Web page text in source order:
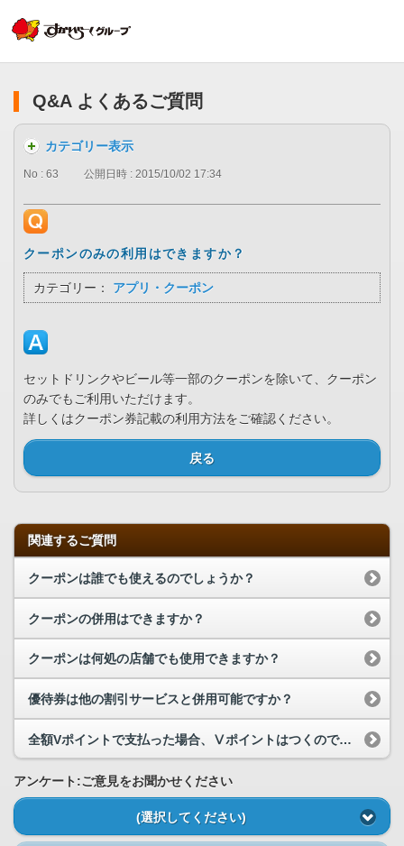
Q&A よくあるご質問
カテゴリー表示
No : 63 公開日時 : 2015/10/02 17:34
クーポンのみの利用はできますか？
カテゴリー： アプリ・クーポン
セットドリンクやビール等一部のクーポンを除いて、クーポン
のみでもご利用いただけます。
詳しくはクーポン券記載の利用方法をご確認ください。
戻る
関連するご質問
クーポンは誰でも使えるのでしょうか？
クーポンの併用はできますか？
クーポンは何処の店舗でも使用できますか？
優待券は他の割引サービスと併用可能ですか？
全額Vポイントで支払った場合、Ⅴポイントはつくのでしょうか？
アンケート:ご意見をお聞かせください
(選択してください)